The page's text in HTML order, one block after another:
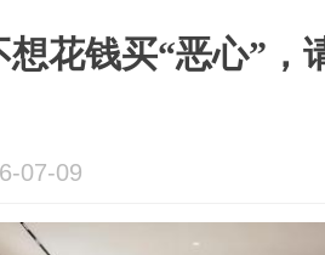
想花钱买“恶心”，
07-09